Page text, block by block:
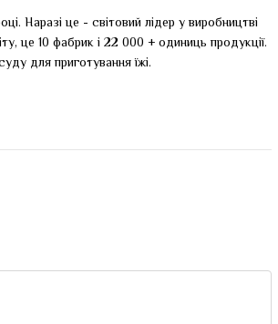
Наразі це - світовий лідер у виробництві
це 10 фабрик і 22 000 + одиниць продукції.
для приготування їжі.